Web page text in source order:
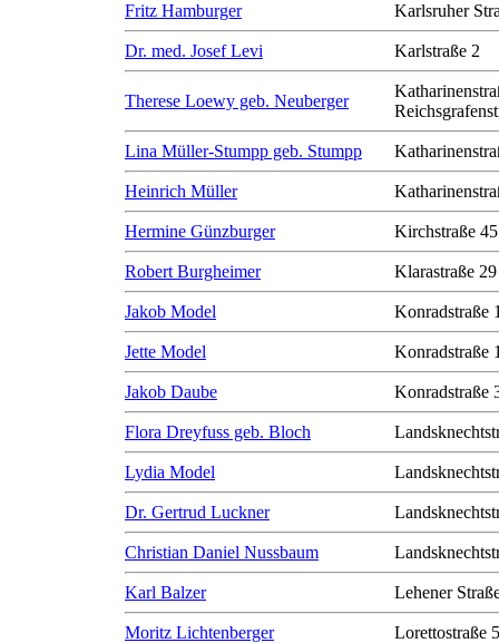
Fritz Hamburger Karlsruher
Dr. med. Josef Levi Karlstraße 2
Therese Loewy geb. Neuberger
Lina Müller-Stumpp geb. Stumpp
Heinrich Müller
Hermine Günzburger Kirchstraße 45
Robert Burgheimer Klarastraße 29
Jakob Model Konradstraße
Jette Model Konradstraße
Jakob Daube Konradstraße
Flora Dreyfuss geb. Bloch
Lydia Model
Dr. Gertrud Luckner
Christian Daniel Nussbaum
Karl Balzer Lehener
Moritz Lichtenberger Lorettostraße